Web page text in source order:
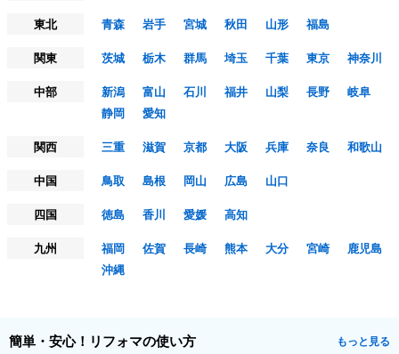
東北
青森 岩手 宮城 秋田 山形
福島
関東
茨城 栃木 群馬 埼玉 千葉 東京
神奈川
中部
新潟 富山 石川 福井 山梨 長野
岐阜
静岡
愛知
関西
三重 滋賀 京都 大阪 兵庫 奈良
和歌山
中国
鳥取 島根 岡山 広島
山口
四国
徳島 香川 愛媛
高知
九州
福岡 佐賀 長崎 熊本 大分 宮崎
鹿児島
沖縄
簡単・安心！リフォマの使い方 もっと見る